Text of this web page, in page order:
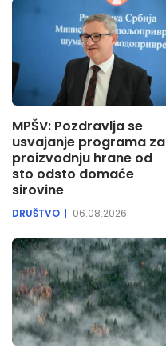
MPŠV: Pozdravlja se
usvajanje programa za
proizvodnju hrane od
sto odsto domaće
sirovine
DRUŠTVO 06.08.2026